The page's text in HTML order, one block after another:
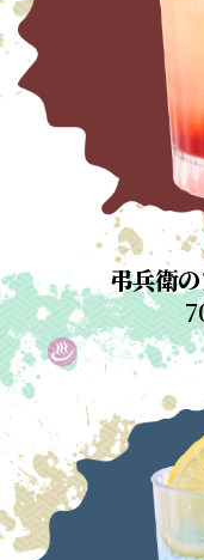
弔兵衛